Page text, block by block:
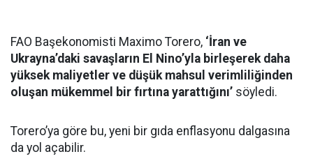
FAO Başekonomisti Maximo Torero, ‘İran ve
Ukrayna’daki savaşların El Nino’yla birleşerek daha
yüksek maliyetler ve düşük mahsul verimliliğinden
oluşan mükemmel bir fırtına yarattığını’ söyledi.
Torero’ya göre bu, yeni bir gıda enflasyonu dalgasına
da yol açabilir.